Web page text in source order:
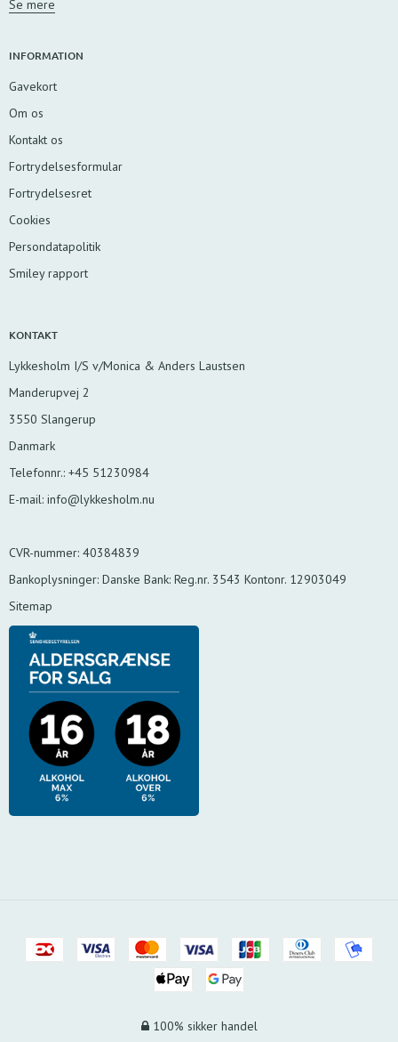
Se mere
INFORMATION
Gavekort
Om os
Kontakt os
Fortrydelsesformular
Fortrydelsesret
Cookies
Persondatapolitik
Smiley rapport
KONTAKT
Lykkesholm I/S v/Monica & Anders Laustsen
Manderupvej 2
3550 Slangerup
Danmark
Telefonnr.: +45 51230984
E-mail: info@lykkesholm.nu
CVR-nummer: 40384839
Bankoplysninger: Danske Bank: Reg.nr. 3543 Kontonr. 12903049
Sitemap
100% sikker handel